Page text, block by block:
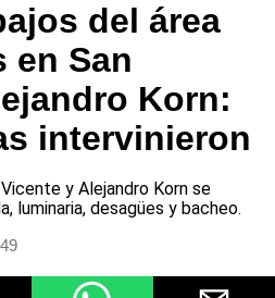
del área
en San
Korn:
intervinieron
y Alejandro Korn se
luminaria, desagües y bacheo.